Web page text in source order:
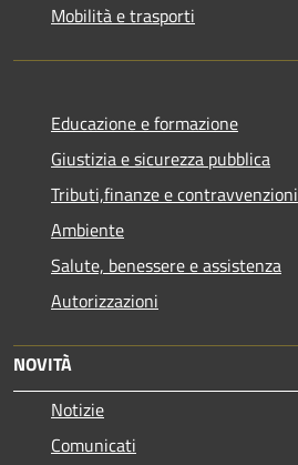
Mobilità e trasporti
Educazione e formazione
Giustizia e sicurezza pubblica
Tributi,finanze e contravvenzioni
Ambiente
Salute, benessere e assistenza
Autorizzazioni
NOVITÀ
Notizie
Comunicati